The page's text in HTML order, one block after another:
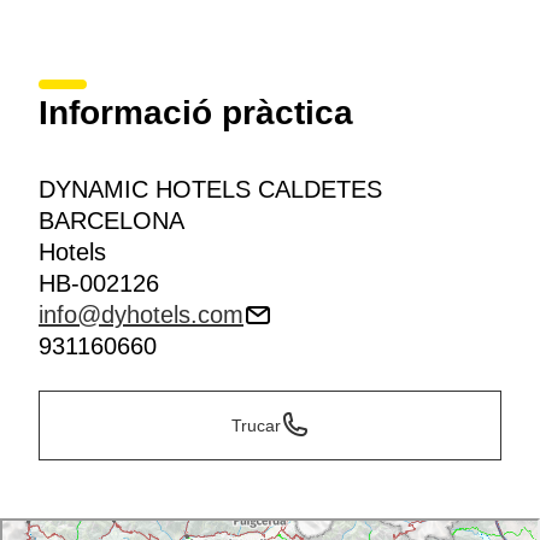
Informació pràctica
DYNAMIC HOTELS CALDETES
BARCELONA
Hotels
HB-002126
info@dyhotels.com
931160660
Trucar